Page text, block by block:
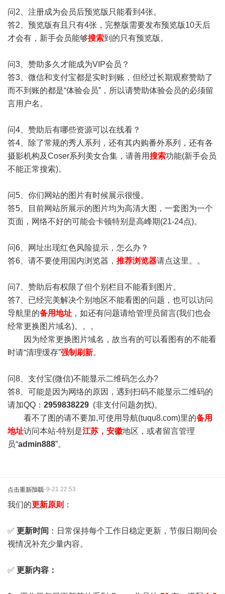
问2、注册成为会员后预览版只能看到4张。
答2、预览版有且只有4张，完整版需要发布预览版10天后
才会有，新手会员能够搜索到的只有预览版。
问3、赞助多久才能成为VIP会员？
答3、微信和支付宝都是实时到账，但经过长期观察赞助了
而不到账的都是“体验会员”，所以请赞助体验会员的必须留
言用户名。
问4、赞助后有哪些资源可以在线看？
答4、除了常规的秀人系列，还有其内购番外系列，还有各
摄影机构及Coser系列美女合集，请善用搜索功能(新手会员
不能正常搜索)。
问5、你们网站的图片有时候展示很慢。
答5、目前网站所展示的图片均为高清大图，一套图为一个
页面，网络不好的可能会卡顿特别是高峰期(21-24点)。
问6、网址出现红色风险提示，怎么办？
答6、请不要使用国内浏览器， 推荐浏览器请点这里。。
问7、赞助后有权限了但个别栏目不能看到图片。
答7、已经完美解决个别地区不能看图的问题，也可以访问
导航里的备用地址 ，如还有问题请给管理员留言(我们也会
经常更换图片域名)。。。
因为经常更换图片域名，故当有的可以看图有的不能看
时请“清理缓存”强制刷新。
问8、支付宝(微信)不能显示二维码怎么办?
答8、可能是因为网络的原因，遇到扫码不能显示二维码的
请加QQ： 2959838229 (非支付问题勿扰)。
看不了图的请不要加,可使用导航(tuqu8.com)里的备用
地址访问本站-特别是江苏，安徽地区，或者留言管理
员“admin888”。
点击重新加载2025-9-21 22:53
我们的更新原则 ：
✅ 更新时间 ：日常保持每个工作日稳定更新，节假日期间会
视情况补充少量内容。
✅ 更新内容：